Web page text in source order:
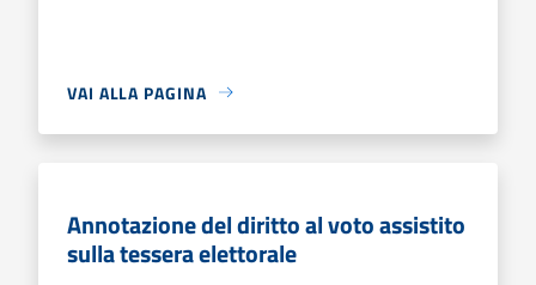
VAI ALLA PAGINA
Annotazione del diritto al voto assistito
sulla tessera elettorale